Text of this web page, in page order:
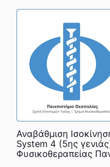
Αναβάθμιση
System 4 (5ης
Φυσικοθεραπείας